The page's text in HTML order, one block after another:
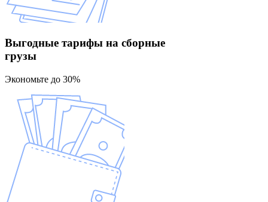
Выгодные тарифы на сборные
грузы
Экономьте до 30%